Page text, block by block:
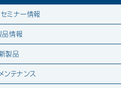
セミナー情報
品情報
製品
ンテナンス